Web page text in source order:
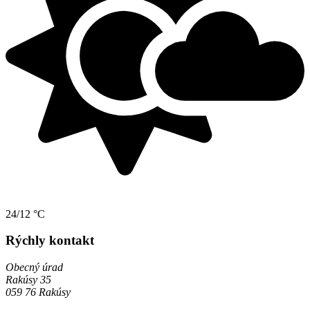
24/12 °C
Rýchly kontakt
Obecný úrad
Rakúsy 35
059 76 Rakúsy